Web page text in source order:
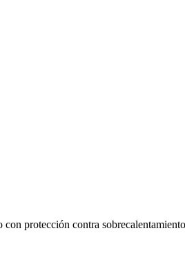
protección contra